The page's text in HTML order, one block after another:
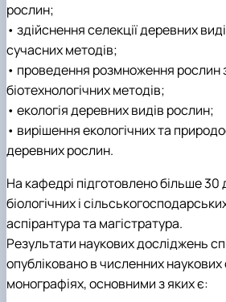
рослин;
• здійснення селекції деревних
сучасних методів;
• проведення розмноження рослин
біотехнологічних методів;
• екологія деревних видів рослин;
• вирішення екологічних та
деревних рослин.
На кафедрі підготовлено більше 30
біологічних i
аспірантура та магістратура.
Результати наукових досліджень
опубліковано в численних наукових
монографіях, основними з яких є: